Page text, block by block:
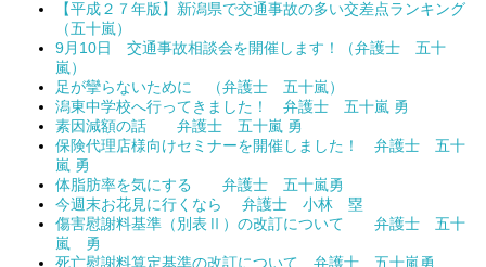
【平成２７年版】新潟県で交通事故の多い交差点ランキング
（五十嵐）
9月10日 交通事故相談会を開催します！（弁護士 五十
嵐）
足が攣らないために （弁護士 五十嵐）
潟東中学校へ行ってきました！ 弁護士 五十嵐 勇
素因減額の話 弁護士 五十嵐 勇
保険代理店様向けセミナーを開催しました！ 弁護士 五十
嵐 勇
体脂肪率を気にする 弁護士 五十嵐勇
今週末お花見に行くなら 弁護士 小林 塁
傷害慰謝料基準（別表Ⅱ）の改訂について 弁護士 五十
嵐 勇
死亡慰謝料算定基準の改訂について 弁護士 五十嵐勇